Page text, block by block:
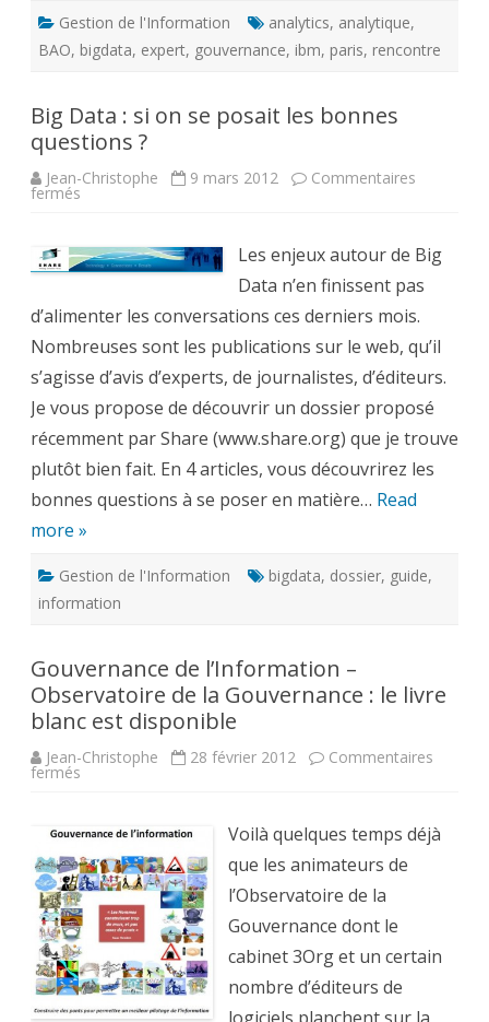
Gestion de l'Information analytics, analytique,
BAO, bigdata, expert, gouvernance, ibm, paris, rencontre
Big Data : si on se posait les bonnes
questions ?
Jean-Christophe 9 mars 2012 Commentaires
fermés
si
on
les
bonnes
questions
?
Les enjeux autour de Big
Data n’en finissent pas
d’alimenter les conversations ces derniers mois.
Nombreuses sont les publications sur le web, qu’il
s’agisse d’avis d’experts, de journalistes, d’éditeurs.
Je vous propose de découvrir un dossier proposé
récemment par Share (www.share.org) que je trouve
plutôt bien fait. En 4 articles, vous découvrirez les
bonnes questions à se poser en matière… Read
more »
Gestion de l'Information bigdata, dossier, guide,
information
Gouvernance de l’Information –
Observatoire de la Gouvernance : le livre
blanc est disponible
Jean-Christophe 28 février 2012 Commentaires
fermés
–
de
la
Gouvernance
:
le
livre
blanc
est
disponible
Voilà quelques temps déjà
que les animateurs de
l’Observatoire de la
Gouvernance dont le
cabinet 3Org et un certain
nombre d’éditeurs de